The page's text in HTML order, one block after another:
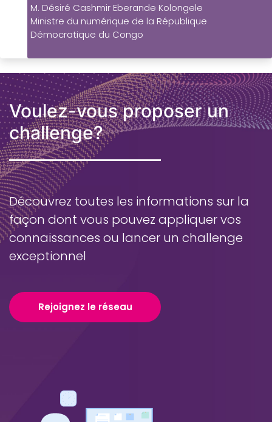
M. Désiré Cashmir Eberande Kolongele
Ministre du numérique de la République
Démocratique du Congo
Voulez-vous proposer un
challenge?
Découvrez toutes les informations sur la
façon dont vous pouvez appliquer vos
connaissances ou lancer un challenge
exceptionnel
Rejoignez le réseau